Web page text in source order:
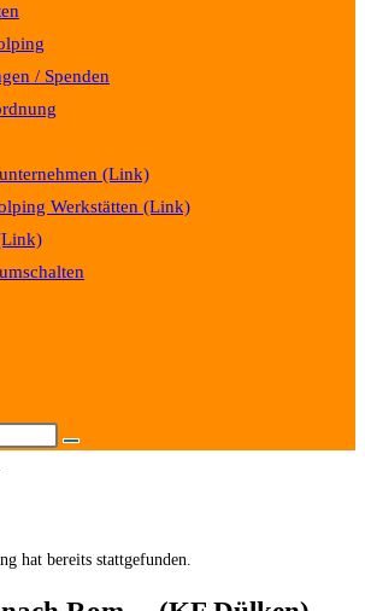
/ Spenden
(Link)
Werkstätten (Link)
hat bereits stattgefunden.